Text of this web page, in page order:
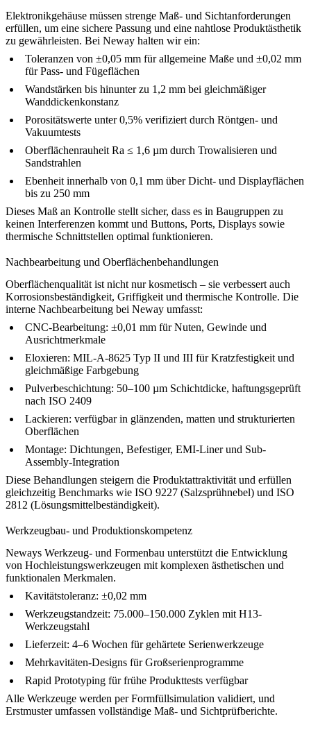
Elektronikgehäuse müssen strenge Maß- und Sichtanforderungen
erfüllen, um eine sichere Passung und eine nahtlose Produktästhetik
zu gewährleisten. Bei Neway halten wir ein:
Toleranzen von ±0,05 mm für allgemeine Maße und ±0,02 mm
für Pass- und Fügeflächen
Wandstärken bis hinunter zu 1,2 mm bei gleichmäßiger
Wanddickenkonstanz
Porositätswerte unter 0,5% verifiziert durch Röntgen- und
Vakuumtests
Oberflächenrauheit Ra ≤ 1,6 µm durch Trowalisieren und
Sandstrahlen
Ebenheit innerhalb von 0,1 mm über Dicht- und Displayflächen
bis zu 250 mm
Dieses Maß an Kontrolle stellt sicher, dass es in Baugruppen zu
keinen Interferenzen kommt und Buttons, Ports, Displays sowie
thermische Schnittstellen optimal funktionieren.
Nachbearbeitung und Oberflächenbehandlungen
Oberflächenqualität ist nicht nur kosmetisch – sie verbessert auch
Korrosionsbeständigkeit, Griffigkeit und thermische Kontrolle. Die
interne Nachbearbeitung bei Neway umfasst:
CNC-Bearbeitung: ±0,01 mm für Nuten, Gewinde und
Ausrichtmerkmale
Eloxieren: MIL-A-8625 Typ II und III für Kratzfestigkeit und
gleichmäßige Farbgebung
Pulverbeschichtung: 50–100 µm Schichtdicke, haftungsgeprüft
nach ISO 2409
Lackieren: verfügbar in glänzenden, matten und strukturierten
Oberflächen
Montage: Dichtungen, Befestiger, EMI-Liner und Sub-
Assembly-Integration
Diese Behandlungen steigern die Produktattraktivität und erfüllen
gleichzeitig Benchmarks wie ISO 9227 (Salzsprühnebel) und ISO
2812 (Lösungsmittelbeständigkeit).
Werkzeugbau- und Produktionskompetenz
Neways Werkzeug- und Formenbau unterstützt die Entwicklung
von Hochleistungswerkzeugen mit komplexen ästhetischen und
funktionalen Merkmalen.
Kavitätstoleranz: ±0,02 mm
Werkzeugstandzeit: 75.000–150.000 Zyklen mit H13-
Werkzeugstahl
Lieferzeit: 4–6 Wochen für gehärtete Serienwerkzeuge
Mehrkavitäten-Designs für Großserienprogramme
Rapid Prototyping für frühe Produkttests verfügbar
Alle Werkzeuge werden per Formfüllsimulation validiert, und
Erstmuster umfassen vollständige Maß- und Sichtprüfberichte.